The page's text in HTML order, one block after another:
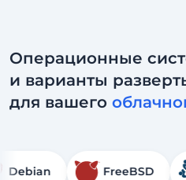
Операционные
и варианты
для вашего
Debian